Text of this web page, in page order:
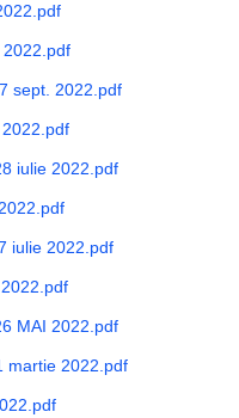
sept. 2022.pdf
iulie 2022.pdf
iulie 2022.pdf
MAI 2022.pdf
martie 2022.pdf